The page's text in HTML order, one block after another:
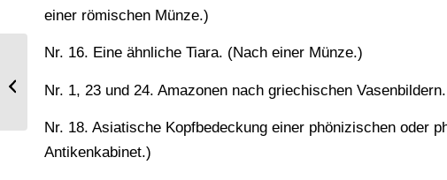
einer römischen Münze.)
Nr. 16. Eine ähnliche Tiara. (Nach einer Münze.)
Nr. 1, 23 und 24. Amazonen nach griechischen
Nr. 18. Asiatische Kopfbedeckung einer phönizischen oder
Antikenkabinet.)
Altertums. Zur Geschichte der
Kostüme.